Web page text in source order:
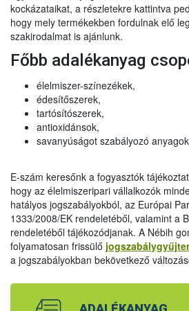
kockázataikat, a részletekre kattintva
hogy mely termékekben fordulnak elő
szakirodalmat is ajánlunk.
Főbb adalékanyag
élelmiszer-színezékek,
édesítőszerek,
tartósítószerek,
antioxidánsok,
savanyúságot szabályozó
E-szám keresőnk a fogyasztók
hogy az élelmiszeripari vállalkozók
hatályos jogszabályokból, az Európai
1333/2008/EK rendeletéből, valamint a
rendeletéből tájékozódjanak. A Nébih
folyamatosan frissülő
a jogszabályokban bekövetkező